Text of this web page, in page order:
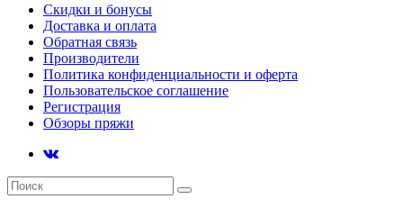
Скидки и бонусы
Доставка и оплата
Обратная связь
Производители
Политика конфиденциальности и оферта
Пользовательское соглашение
Регистрация
Обзоры пряжи